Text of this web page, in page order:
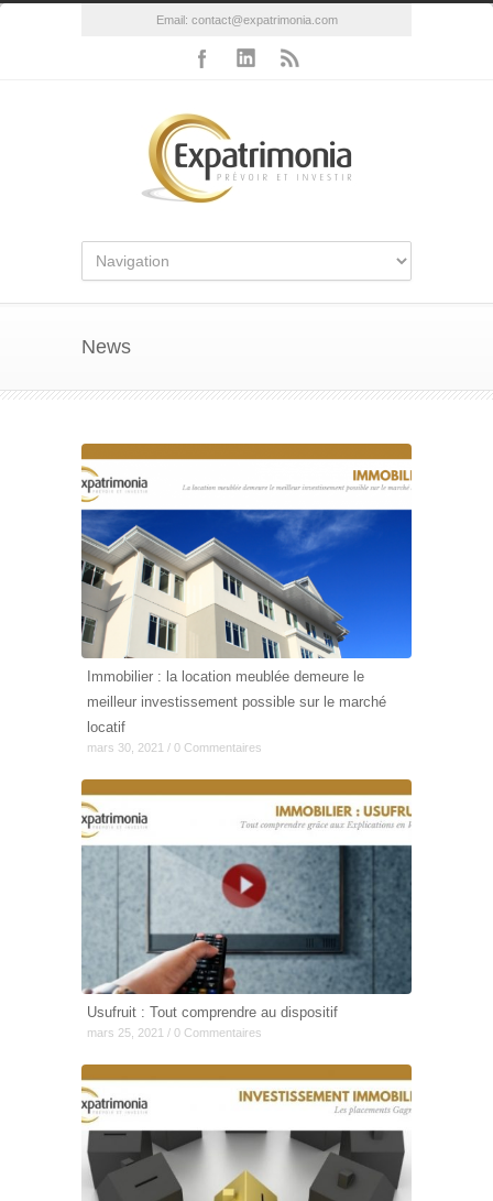
Email: contact@expatrimonia.com
News
Immobilier : la location meublée demeure le
meilleur investissement possible sur le marché
locatif
mars 30, 2021 / 0 Commentaires
Usufruit : Tout comprendre au dispositif
mars 25, 2021 / 0 Commentaires